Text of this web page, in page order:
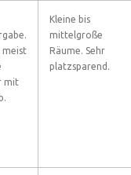
meist
mit
Kleine bis
mittelgroße
Räume. Sehr
platzsparend.